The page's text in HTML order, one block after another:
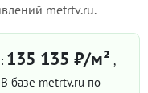
metrtv.ru.
135 135 ₽/м² ,
базе metrtv.ru по